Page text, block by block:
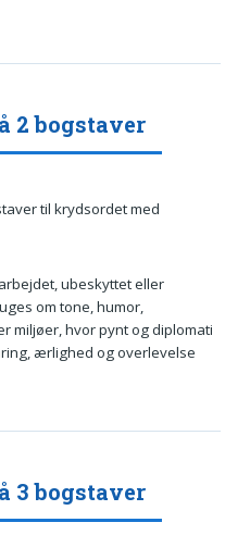
2 bogstaver
til krydsordet med
ubeskyttet eller
om tone, humor,
miljøer, hvor pynt og diplomati
ærlighed og overlevelse
3 bogstaver